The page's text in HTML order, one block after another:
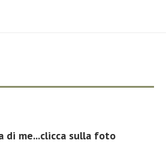
di me...clicca sulla foto